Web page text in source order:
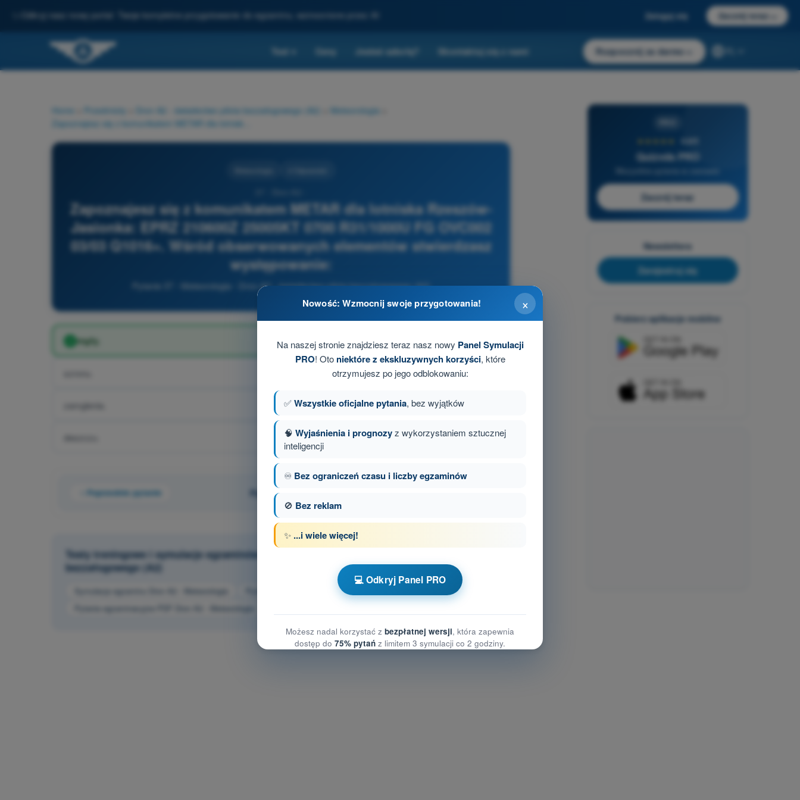
Odkryj nasz nowy portal: Twoje kompletne przygotowanie do egzaminu, wzmocnione przez AI Zaloguj się Zacznij teraz
Test Ceny Jesteś szkołą? Skontaktuj się z nami Rozpocznij za darmo
Home Przedmioty Dron A2 - świadectwo pilota bezzałogowego (A2) Meteorologia
Zapoznajesz się z komunikatem METAR dla lotniska Rzeszów-
Jasionka: EPRZ 210600Z 25005KT 0700 R31/1000U FG OVC002
03/03 Q1016=. Wśród obserwowanych elementów stwierdzasz
występowanie:
Pytanie 37 - Meteorologia - Dron A2 - świadectwo pilota bezzałogowego (A2)
mgły.
zamglenia.
deszczu.
Poprzednie pytanie Pytanie 37 z 137
Testy treningowe i symulacje egzaminów z limitem czasowym Dron A2 - świadectwo pilota
bezzałogowego (A2)
Symulacja egzaminu Dron A2 - Meteorologia
Pytania treningowe Dron A2 - Meteorologia
Pytania egzaminacyjne PDF Dron A2 - Meteorologia
4,6/5
Quizvds PRO
Zacznij teraz
Newslettera
Zarejestruj się
Pobierz aplikacje mobilne
×
Nowość: Wzmocnij swoje przygotowania!
Na naszej stronie znajdziesz teraz nasz nowy Panel Symulacji
PRO! Oto niektóre z ekskluzywnych korzyści, które
otrzymujesz po jego odblokowaniu:
✅Wszystkie oficjalne pytania, bez wyjątków
🧠 Wyjaśnienia i prognozyz wykorzystaniem sztucznej
inteligencji
♾️ Bez ograniczeń czasu i liczby egzaminów
🚫 Bez reklam
✨ ...i wiele więcej!
💻 Odkryj Panel PRO
Możesz nadal korzystać z bezpłatnej wersji, która zapewnia
dostęp do 75% pytań z limitem 3 symulacji co 2 godziny.